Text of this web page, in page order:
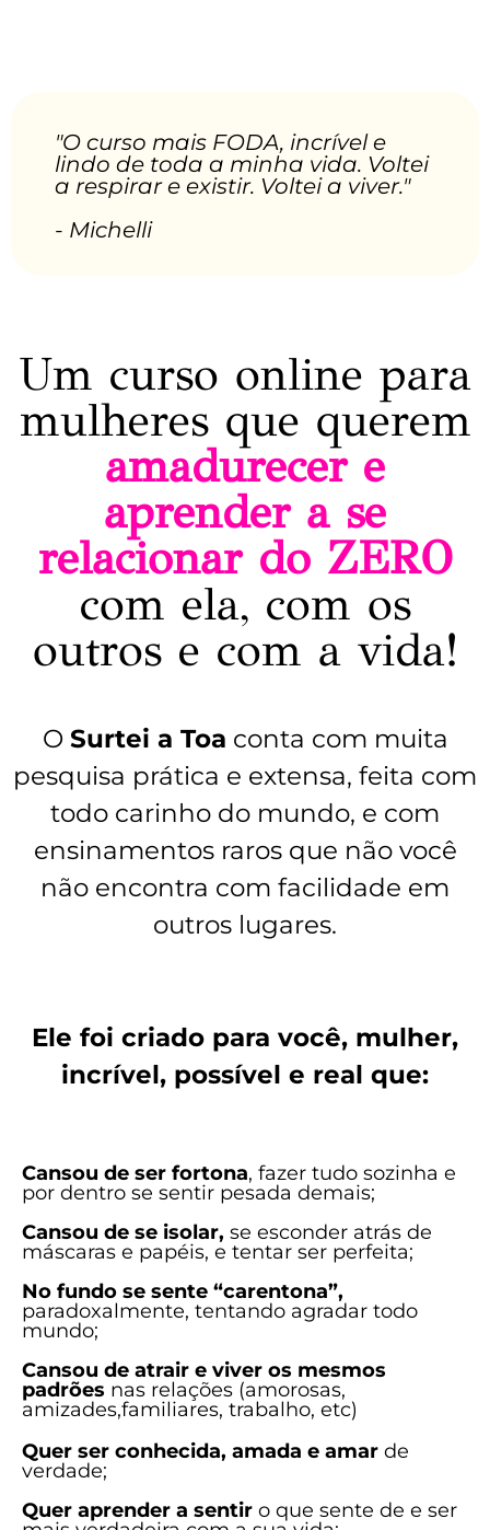
"O curso mais FODA, incrível e
lindo de toda a minha vida. Voltei
a respirar e existir. Voltei a viver."
- Michelli
Um curso online para
mulheres que querem
amadurecer e
aprender a se
relacionar do ZERO
com ela, com os
outros e com a vida!
O Surtei a Toa conta com muita
pesquisa prática e extensa, feita com
todo carinho do mundo, e com
ensinamentos raros que não você
não encontra com facilidade em
outros lugares.
Ele foi criado para você, mulher,
incrível, possível e real que:
Cansou de ser fortona, fazer tudo sozinha e
por dentro se sentir pesada demais;
Cansou de se isolar, se esconder atrás de
máscaras e papéis, e tentar ser perfeita;
No fundo se sente “carentona”,
paradoxalmente, tentando agradar todo
mundo;
Cansou de atrair e viver os mesmos
padrões nas relações (amorosas,
amizades,familiares, trabalho, etc)
Quer ser conhecida, amada e amar de
verdade;
Quer aprender a sentir o que sente de e ser